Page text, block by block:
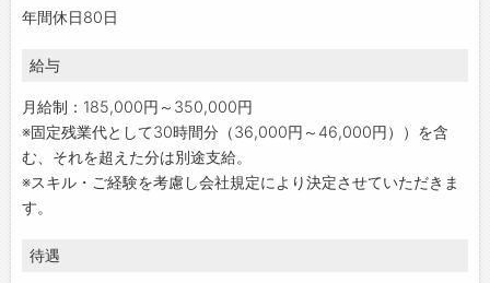
年間休日80日
給与
月給制：185,000円～350,000円
※固定残業代として30時間分（36,000円～46,000円））を含
む、それを超えた分は別途支給。
※スキル・ご経験を考慮し会社規定により決定させていただきま
す。
待遇